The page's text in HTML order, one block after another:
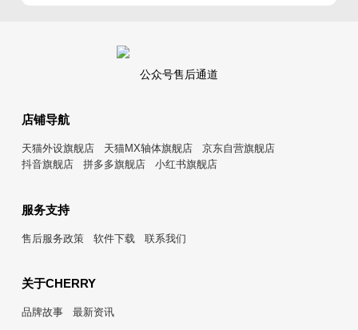
公众号售后通道
店铺导航
天猫外设旗舰店 天猫MX轴体旗舰店
京东自营旗舰店
抖音旗舰店
拼多多旗舰店 小红书旗舰店
服务支持
售后服务政策 软件下载 联系我们
关于CHERRY
品牌故事 最新资讯